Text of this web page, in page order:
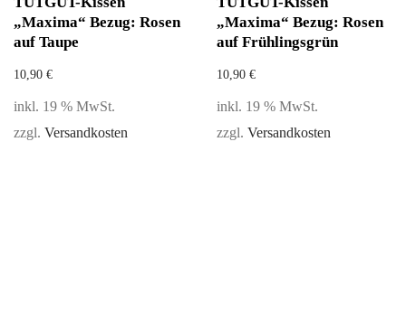
„Maxima“ Bezug: Rosen
auf Taupe
10,90 €
inkl. 19 % MwSt.
zzgl. Versandkosten
„Maxima“ Bezug: Rosen
auf Frühlingsgrün
10,90 €
inkl. 19 % MwSt.
zzgl. Versandkosten